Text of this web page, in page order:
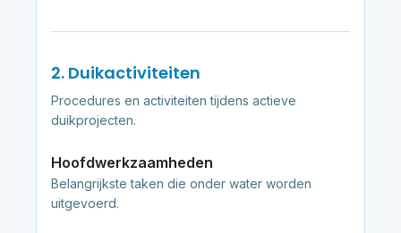
2. Duikactiviteiten
Procedures en activiteiten tijdens actieve
duikprojecten.
Hoofdwerkzaamheden
Belangrijkste taken die onder water worden
uitgevoerd.